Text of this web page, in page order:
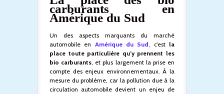
carburants en
Amérique du Sud
Un des aspects marquants du marché
automobile en Amérique du Sud, c’est la
place toute particulière qu’y prennent les
bio carburants, et plus largement la prise en
compte des enjeux environnementaux. À la
mesure du problème, car la pollution due à la
circulation automobile devient un enjeu de